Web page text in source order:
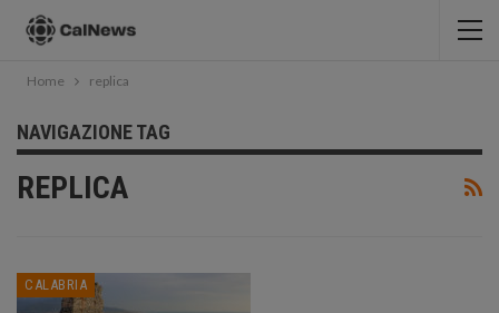
Home replica
NAVIGAZIONE TAG
REPLICA
CALABRIA